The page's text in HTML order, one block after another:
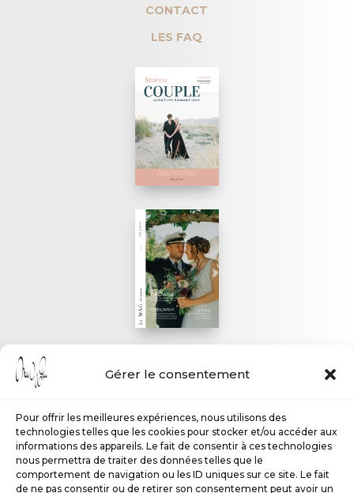
Gérer le consentement
Pour offrir les meilleures expériences, nous utilisons des
technologies telles que les cookies pour stocker et/ou accéder aux
informations des appareils. Le fait de consentir à ces technologies
nous permettra de traiter des données telles que le
comportement de navigation ou les ID uniques sur ce site. Le fait
de ne pas consentir ou de retirer son consentement peut avoir un
CONTACT
LES FAQ